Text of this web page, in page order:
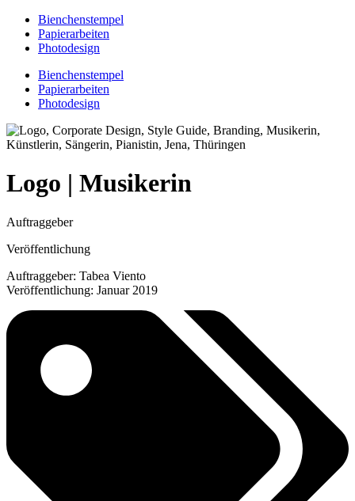
Bienchenstempel
Papierarbeiten
Photodesign
Bienchenstempel
Papierarbeiten
Photodesign
Logo | Musikerin
Auftraggeber
Veröffentlichung
Auftraggeber: Tabea Viento
Veröffentlichung: Januar 2019